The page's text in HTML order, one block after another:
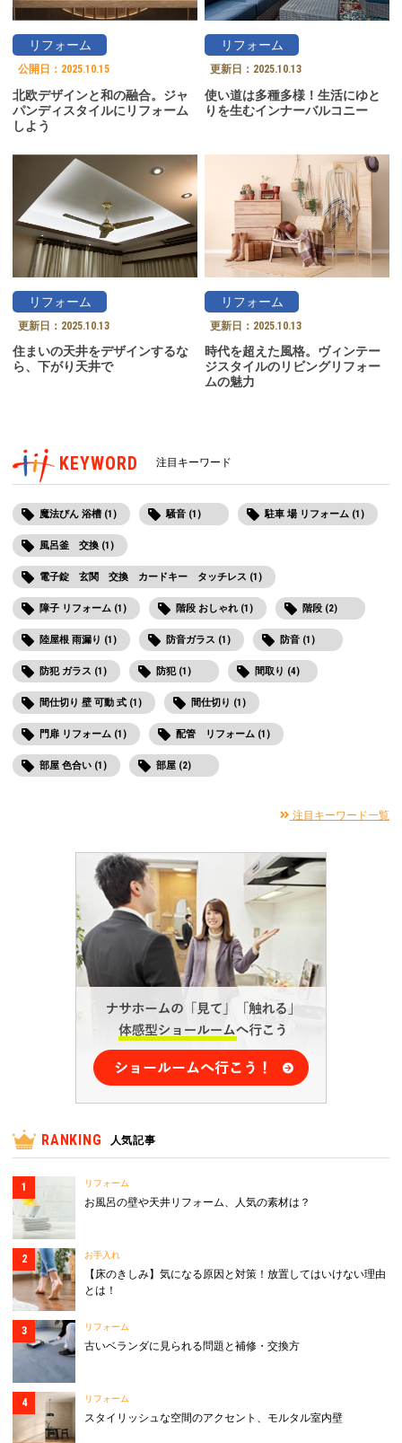
リフォーム
公開日： 2025.10.15
北欧デザインと和の融合。ジャ
パンディスタイルにリフォーム
しよう
リフォーム
更新日： 2025.10.13
使い道は多種多様！生活にゆと
りを生むインナーバルコニー
リフォーム
更新日： 2025.10.13
住まいの天井をデザインするな
ら、下がり天井で
リフォーム
更新日： 2025.10.13
時代を超えた風格。ヴィンテー
ジスタイルのリビングリフォー
ムの魅力
KEYWORD 注目キーワード
魔法びん 浴槽 (1) 騒音 (1) 駐車 場 リフォーム (1)
風呂釜 交換 (1)
電子錠 玄関 交換 カードキー タッチレス (1)
障子 リフォーム (1) 階段 おしゃれ (1) 階段 (2)
陸屋根 雨漏り (1) 防音ガラス (1) 防音 (1)
防犯 ガラス (1) 防犯 (1) 間取り (4)
間仕切り 壁 可動 式 (1) 間仕切り (1)
門扉 リフォーム (1) 配管 リフォーム (1)
部屋 色合い (1) 部屋 (2)
注目キーワード一覧
RANKING 人気記事
リフォーム
お風呂の壁や天井リフォーム、人気の素材は？
お手入れ
【床のきしみ】気になる原因と対策！放置してはいけない理由
とは！
リフォーム
古いベランダに見られる問題と補修・交換方
リフォーム
スタイリッシュな空間のアクセント、モルタル室内壁